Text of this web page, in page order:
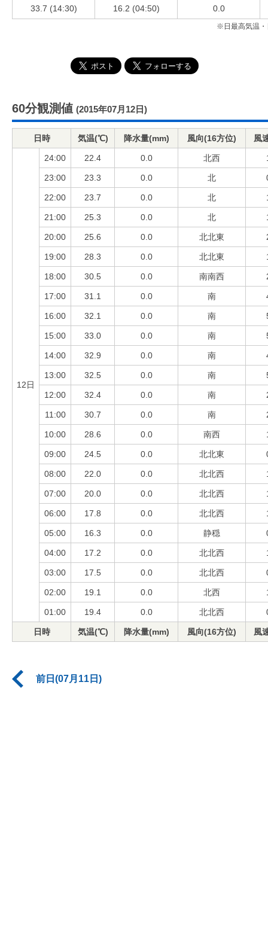
33.7 (14:30) 16.2 (04:50) 0.0
※日最高気温・
60分観測値 (2015年07月12日)
日時 気温(℃) 降水量(mm) 風向(16方位) 風
12日
24:00 22.4 0.0 北西
23:00 23.3 0.0 北
22:00 23.7 0.0 北
21:00 25.3 0.0 北
20:00 25.6 0.0 北北東
19:00 28.3 0.0 北北東
18:00 30.5 0.0 南南西
17:00 31.1 0.0 南
16:00 32.1 0.0 南
15:00 33.0 0.0 南
14:00 32.9 0.0 南
13:00 32.5 0.0 南
12:00 32.4 0.0 南
11:00 30.7 0.0 南
10:00 28.6 0.0 南西
09:00 24.5 0.0 北北東
08:00 22.0 0.0 北北西
07:00 20.0 0.0 北北西
06:00 17.8 0.0 北北西
05:00 16.3 0.0 静穏
04:00 17.2 0.0 北北西
03:00 17.5 0.0 北北西
02:00 19.1 0.0 北西
01:00 19.4 0.0 北北西
日時 気温(℃) 降水量(mm) 風向(16方位) 風
前日(07月11日)